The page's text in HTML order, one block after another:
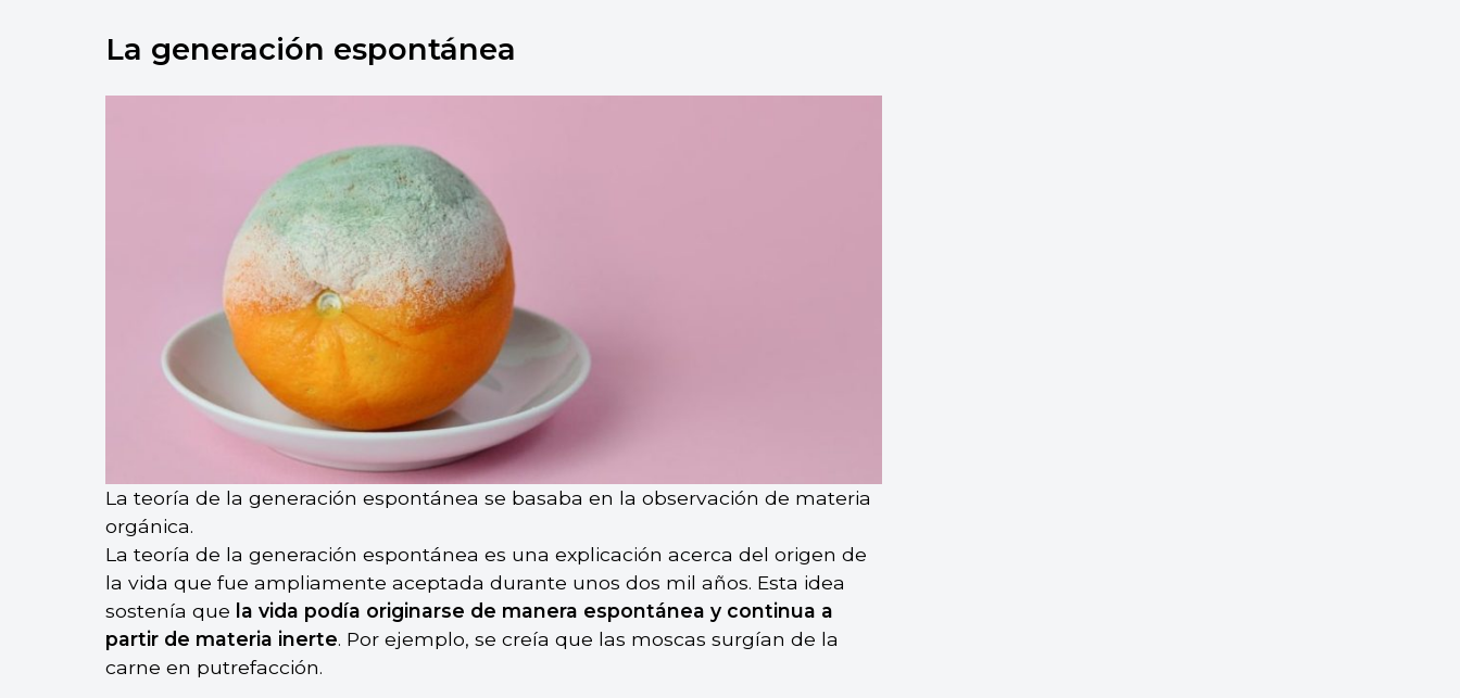
La generación espontánea
La teoría de la generación espontánea se basaba en la observación de materia
orgánica.
La teoría de la generación espontánea es una explicación acerca del origen de
la vida que fue ampliamente aceptada durante unos dos mil años. Esta idea
sostenía que la vida podía originarse de manera espontánea y continua a
partir de materia inerte. Por ejemplo, se creía que las moscas surgían de la
carne en putrefacción.